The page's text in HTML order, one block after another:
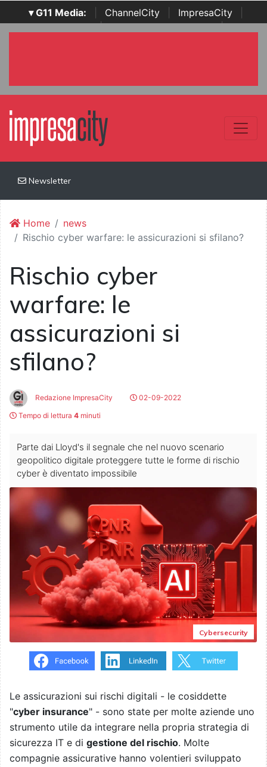
▾ G11 Media: ChannelCity ImpresaCity
SecurityOpenLab | Italian Channel Awards | Italian
Newsletter
Home
news
Rischio cyber warfare: le assicurazioni si sfilano?
Rischio cyber
warfare: le
assicurazioni si
sfilano?
Redazione ImpresaCity
02-09-2022
Tempo di lettura 4 minuti
Parte dai Lloyd's il segnale che nel nuovo scenario
geopolitico digitale proteggere tutte le forme di rischio
cyber è diventato impossibile
Cybersecurity
Le assicurazioni sui rischi digitali - le cosiddette
"cyber insurance" - sono state per molte aziende uno
strumento utile da integrare nella propria strategia di
sicurezza IT e di gestione del rischio. Molte
compagnie assicurative hanno volentieri sviluppato